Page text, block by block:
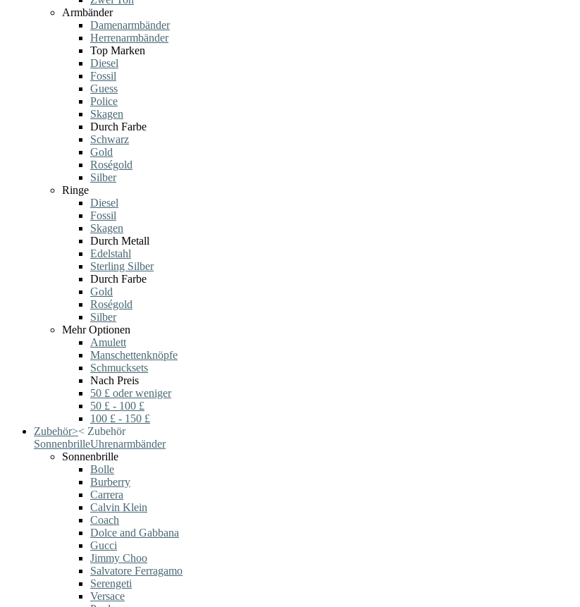
Armbänder
Damenarmbänder
Herrenarmbänder
Top Marken
Diesel
Fossil
Guess
Police
Skagen
Durch Farbe
Schwarz
Gold
Roségold
Silber
Ringe
Diesel
Fossil
Skagen
Durch Metall
Edelstahl
Sterling Silber
Durch Farbe
Gold
Roségold
Silber
Mehr Optionen
Amulett
Manschettenknöpfe
Schmucksets
Nach Preis
50 £ oder weniger
50 £ - 100 £
100 £ - 150 £
Zubehör>< Zubehör
SonnenbrilleUhrenarmbänder
Sonnenbrille
Bolle
Burberry
Carrera
Calvin Klein
Coach
Dolce and Gabbana
Gucci
Jimmy Choo
Salvatore Ferragamo
Serengeti
Versace